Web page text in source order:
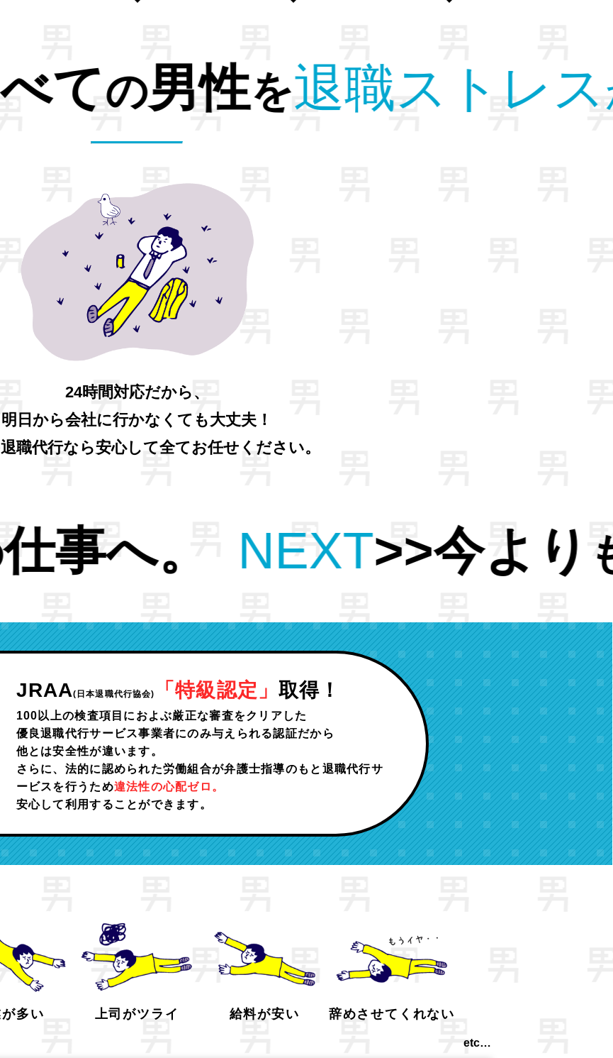
レスから解放。すべて の
24時間対応だから、
明日から会社に行かなくても大丈夫！
職代行なら安心して全てお任せください。
>>今より も 良い条件の
JRAA(日本退職代行協会) 「特級認定」 取得！
100以上の検査項目におよぶ厳正な審査をクリアした
優良退職代行サービス事業者にのみ与えられる認証だから
他とは安全性が違います。
さらに、法的に認められた労働組合が弁護士指導のもと退職代行サ
ービスを行うため違法性の心配ゼロ。
安心して利用することができます。
多い 上司がツライ 給料が安い 辞めさせてくれない
etc…